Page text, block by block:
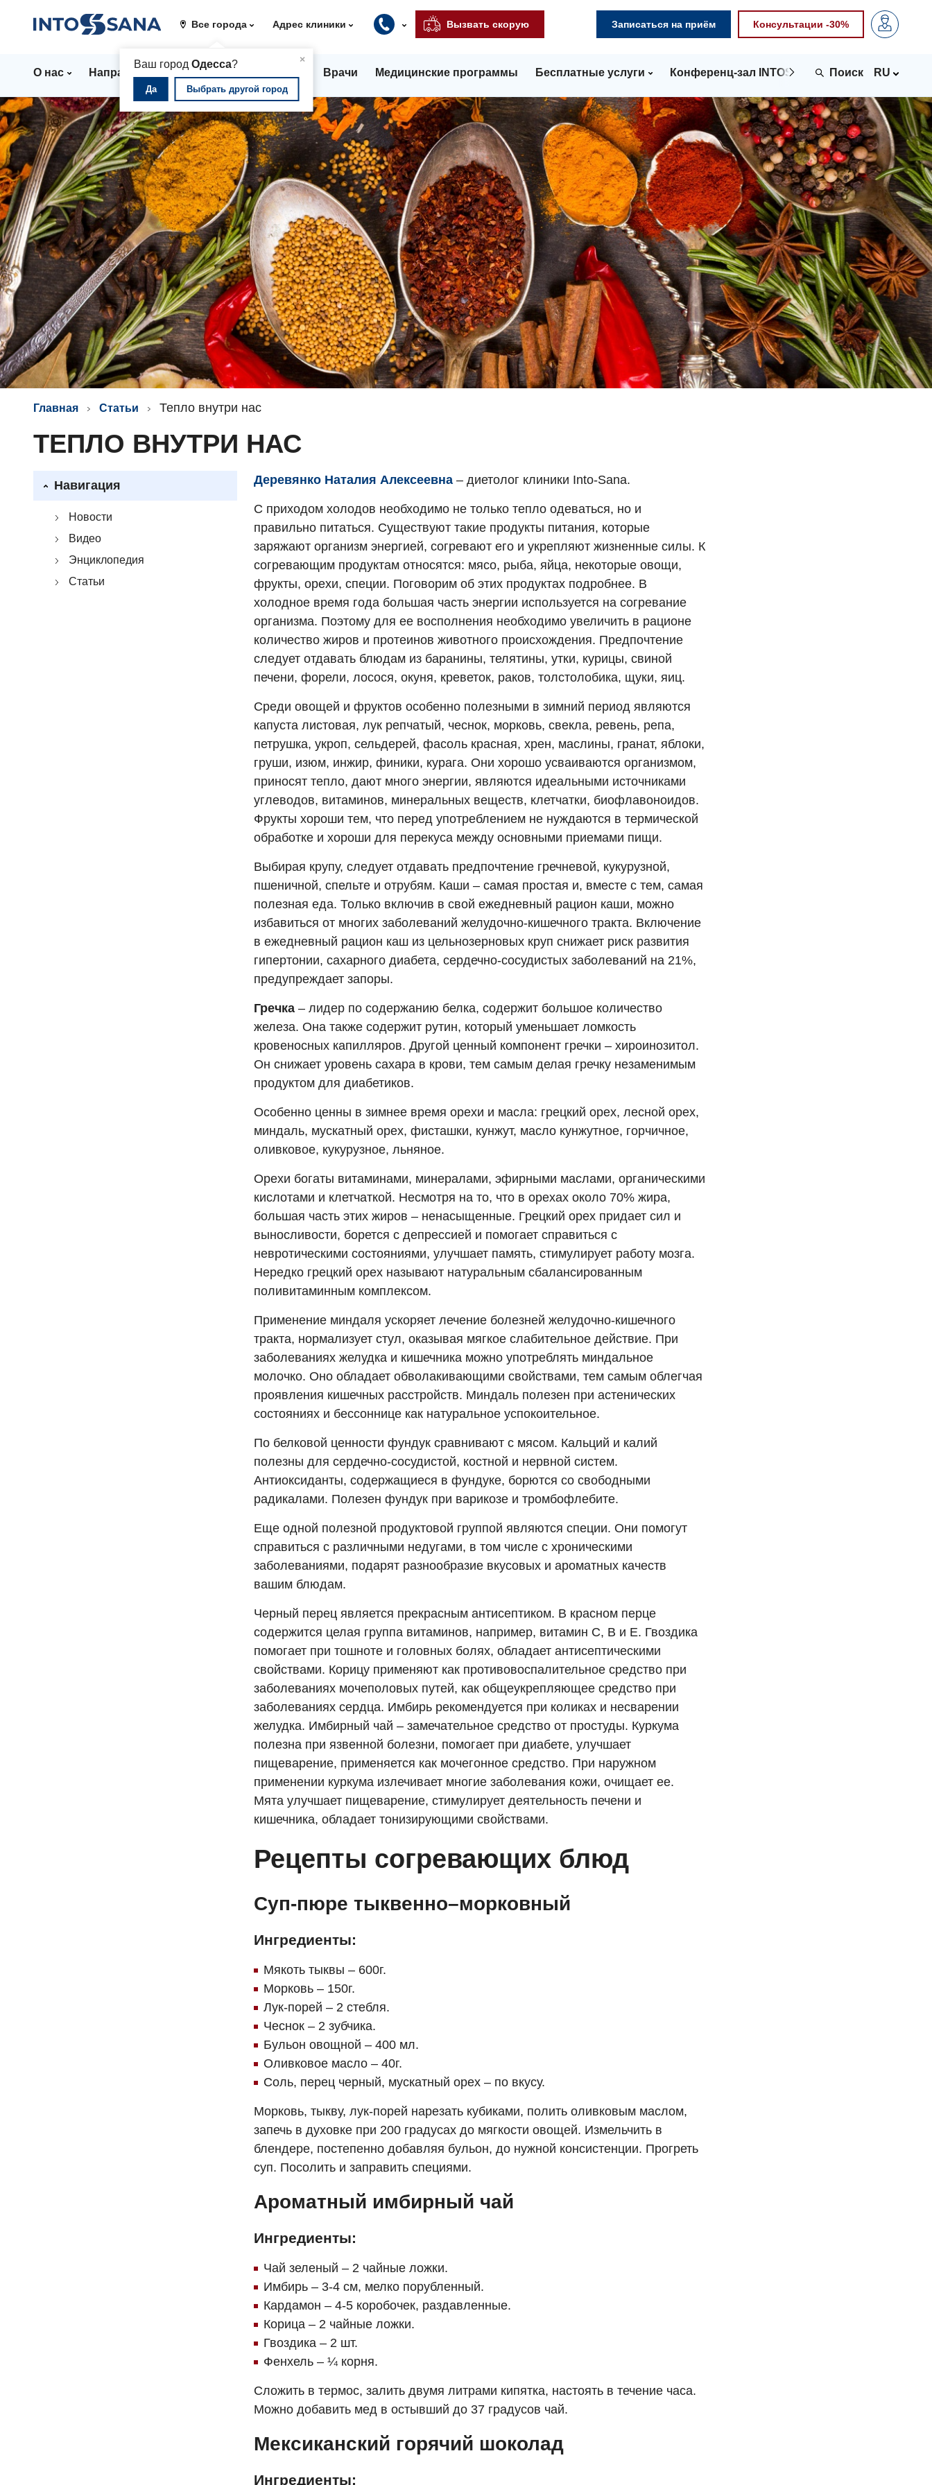
Все города
×
Ваш город Одесса?
Да Выбрать другой город
Адрес клиники Вызвать скорую Записаться на приём Консультации -30%
О нас Направления Стационар Врачи Медицинские программы Бесплатные услуги Конференц-зал INTOSPACE Контакты
RU
Главная Статьи Тепло внутри нас
ТЕПЛО ВНУТРИ НАС
Навигация
Новости
Видео
Энциклопедия
Статьи
Деревянко Наталия Алексеевна – диетолог клиники Into-Sana.
С приходом холодов необходимо не только тепло одеваться, но и
правильно питаться. Существуют такие продукты питания, которые
заряжают организм энергией, согревают его и укрепляют жизненные силы. К
согревающим продуктам относятся: мясо, рыба, яйца, некоторые овощи,
фрукты, орехи, специи. Поговорим об этих продуктах подробнее. В
холодное время года большая часть энергии используется на согревание
организма. Поэтому для ее восполнения необходимо увеличить в рационе
количество жиров и протеинов животного происхождения. Предпочтение
следует отдавать блюдам из баранины, телятины, утки, курицы, свиной
печени, форели, лосося, окуня, креветок, раков, толстолобика, щуки, яиц.
Среди овощей и фруктов особенно полезными в зимний период являются
капуста листовая, лук репчатый, чеснок, морковь, свекла, ревень, репа,
петрушка, укроп, сельдерей, фасоль красная, хрен, маслины, гранат, яблоки,
груши, изюм, инжир, финики, курага. Они хорошо усваиваются организмом,
приносят тепло, дают много энергии, являются идеальными источниками
углеводов, витаминов, минеральных веществ, клетчатки, биофлавоноидов.
Фрукты хороши тем, что перед употреблением не нуждаются в термической
обработке и хороши для перекуса между основными приемами пищи.
Выбирая крупу, следует отдавать предпочтение гречневой, кукурузной,
пшеничной, спельте и отрубям. Каши – самая простая и, вместе с тем, самая
полезная еда. Только включив в свой ежедневный рацион каши, можно
избавиться от многих заболеваний желудочно-кишечного тракта. Включение
в ежедневный рацион каш из цельнозерновых круп снижает риск развития
гипертонии, сахарного диабета, сердечно-сосудистых заболеваний на 21%,
предупреждает запоры.
Гречка – лидер по содержанию белка, содержит большое количество
железа. Она также содержит рутин, который уменьшает ломкость
кровеносных капилляров. Другой ценный компонент гречки – хироинозитол.
Он снижает уровень сахара в крови, тем самым делая гречку незаменимым
продуктом для диабетиков.
Особенно ценны в зимнее время орехи и масла: грецкий орех, лесной орех,
миндаль, мускатный орех, фисташки, кунжут, масло кунжутное, горчичное,
оливковое, кукурузное, льняное.
Орехи богаты витаминами, минералами, эфирными маслами, органическими
кислотами и клетчаткой. Несмотря на то, что в орехах около 70% жира,
большая часть этих жиров – ненасыщенные. Грецкий орех придает сил и
выносливости, борется с депрессией и помогает справиться с
невротическими состояниями, улучшает память, стимулирует работу мозга.
Нередко грецкий орех называют натуральным сбалансированным
поливитаминным комплексом.
Применение миндаля ускоряет лечение болезней желудочно-кишечного
тракта, нормализует стул, оказывая мягкое слабительное действие. При
заболеваниях желудка и кишечника можно употреблять миндальное
молочко. Оно обладает обволакивающими свойствами, тем самым облегчая
проявления кишечных расстройств. Миндаль полезен при астенических
состояниях и бессоннице как натуральное успокоительное.
По белковой ценности фундук сравнивают с мясом. Кальций и калий
полезны для сердечно-сосудистой, костной и нервной систем.
Антиоксиданты, содержащиеся в фундуке, борются со свободными
радикалами. Полезен фундук при варикозе и тромбофлебите.
Еще одной полезной продуктовой группой являются специи. Они помогут
справиться с различными недугами, в том числе с хроническими
заболеваниями, подарят разнообразие вкусовых и ароматных качеств
вашим блюдам.
Черный перец является прекрасным антисептиком. В красном перце
содержится целая группа витаминов, например, витамин С, В и Е. Гвоздика
помогает при тошноте и головных болях, обладает антисептическими
свойствами. Корицу применяют как противовоспалительное средство при
заболеваниях мочеполовых путей, как общеукрепляющее средство при
заболеваниях сердца. Имбирь рекомендуется при коликах и несварении
желудка. Имбирный чай – замечательное средство от простуды. Куркума
полезна при язвенной болезни, помогает при диабете, улучшает
пищеварение, применяется как мочегонное средство. При наружном
применении куркума излечивает многие заболевания кожи, очищает ее.
Мята улучшает пищеварение, стимулирует деятельность печени и
кишечника, обладает тонизирующими свойствами.
Рецепты согревающих блюд
Суп-пюре тыквенно–морковный
Ингредиенты:
Мякоть тыквы – 600г.
Морковь – 150г.
Лук-порей – 2 стебля.
Чеснок – 2 зубчика.
Бульон овощной – 400 мл.
Оливковое масло – 40г.
Соль, перец черный, мускатный орех – по вкусу.
Морковь, тыкву, лук-порей нарезать кубиками, полить оливковым маслом,
запечь в духовке при 200 градусах до мягкости овощей. Измельчить в
блендере, постепенно добавляя бульон, до нужной консистенции. Прогреть
суп. Посолить и заправить специями.
Ароматный имбирный чай
Ингредиенты:
Чай зеленый – 2 чайные ложки.
Имбирь – 3-4 см, мелко порубленный.
Кардамон – 4-5 коробочек, раздавленные.
Корица – 2 чайные ложки.
Гвоздика – 2 шт.
Фенхель – ¼ корня.
Сложить в термос, залить двумя литрами кипятка, настоять в течение часа.
Можно добавить мед в остывший до 37 градусов чай.
Мексиканский горячий шоколад
Ингредиенты: